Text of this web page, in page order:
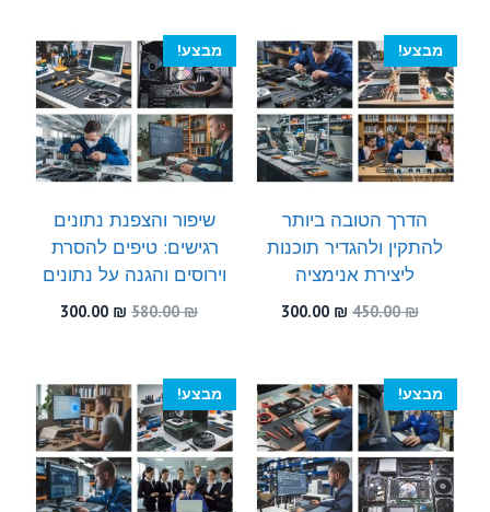
480.00 ₪.
300.00 ₪.
520.00 ₪.
300.00 ₪.
מבצע!
הדרך הטובה ביותר
להתקין ולהגדיר תוכנות
ליצירת אנימציה
450.00₪
המחיר
450.00 ₪.
300.00 ₪
300.00 ₪.
מבצע!
שיפור והצפנת נתונים
רגישים: טיפים להסרת
וירוסים והגנה על נתונים
580.00₪
המחיר
300.00 ₪
המחיר
מבצע! מבצע!